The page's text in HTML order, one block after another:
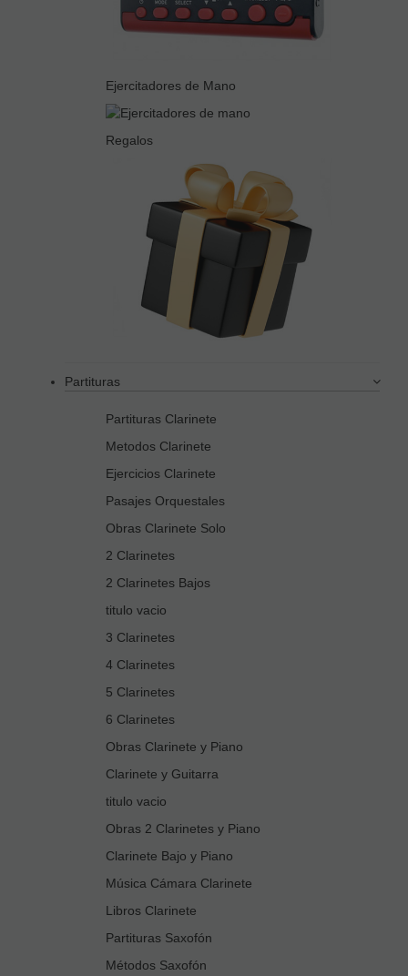
Ejercitadores de Mano
Regalos
Partituras
Partituras Clarinete
Metodos Clarinete
Ejercicios Clarinete
Pasajes Orquestales
Obras Clarinete Solo
2 Clarinetes
2 Clarinetes Bajos
titulo vacio
3 Clarinetes
4 Clarinetes
5 Clarinetes
6 Clarinetes
Obras Clarinete y Piano
Clarinete y Guitarra
titulo vacio
Obras 2 Clarinetes y Piano
Clarinete Bajo y Piano
Música Cámara Clarinete
Libros Clarinete
Partituras Saxofón
Métodos Saxofón